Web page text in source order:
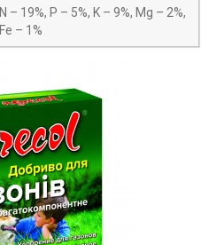
N – 19%, P – 5%, K – 9%, Mg – 2%,
Fe – 1%